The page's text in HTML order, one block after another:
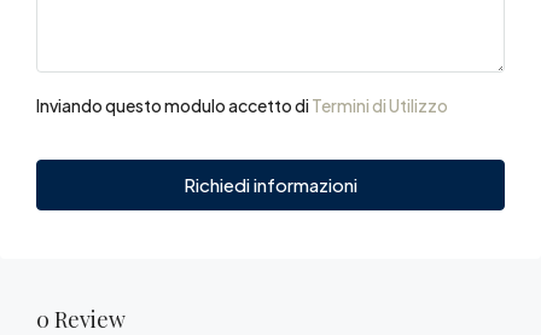
Inviando questo modulo accetto di Termini di Utilizzo
Richiedi informazioni
0 Review